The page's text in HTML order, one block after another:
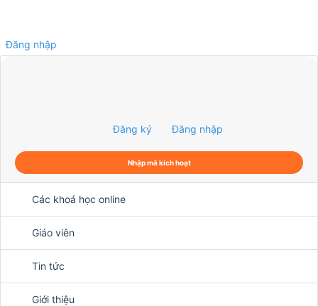
Đăng nhập
Đăng ký Đăng nhập
Nhập mã kích hoạt
Các khoá học online
Giáo viên
Tin tức
Giới thiệu